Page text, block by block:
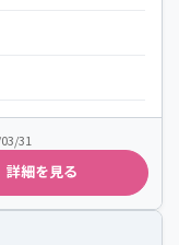
31
詳細を見る